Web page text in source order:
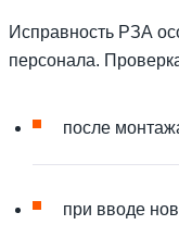
Исправность РЗА
персонала.
после
при вводе